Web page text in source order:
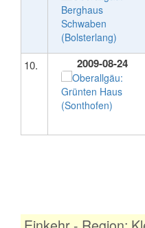
10. 2009-08-24